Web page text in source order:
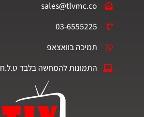
sales@tlvmc.co
03-6555225
תמיכה בוואצאפ
התמונות להמחשה בלבד ט.ל.ח